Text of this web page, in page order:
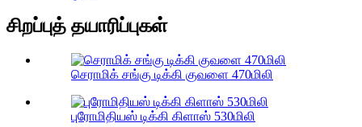
சிறப்புத் தயாரிப்புகள்
செராமிக் சங்கு டிக்கி குவளை 470மிலி
புரோமிதியஸ் டிக்கி கிளாஸ் 530மிலி